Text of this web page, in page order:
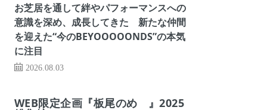
お芝居を通して絆やパフォーマンスへの
意識を深め、成長してきた 新たな仲間
を迎えた“今のBEYOOOOONDS”の本気
に注目
2026.08.03
WEB限定企画『板尾のめ゙』2025